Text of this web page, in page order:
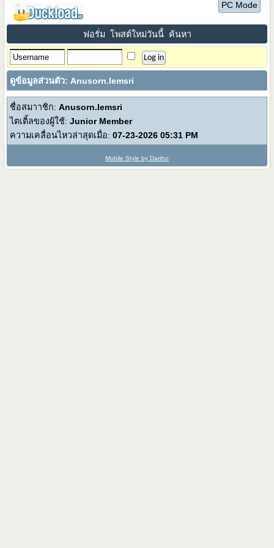
PC Mode
ฟอรั่ม โพสต์ใหม่วันนี้ ค้นหา
ดูข้อมูลส่วนตัว: Anusorn.Iemsri
ชื่อสมาาชิก:Anusorn.Iemsri
ไตเติ้ลของผู้ใช้:Junior Member
ความเคลื่อนไหวล่าสุดเมื่อ: 07-23-202605:31 PM
Mobile Style by Dartho